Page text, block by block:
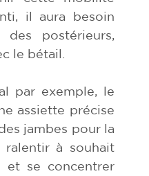
il aura besoin
postérieurs,
le bétail.
par exemple, le
assiette précise
jambes pour la
à souhait
et se concentrer